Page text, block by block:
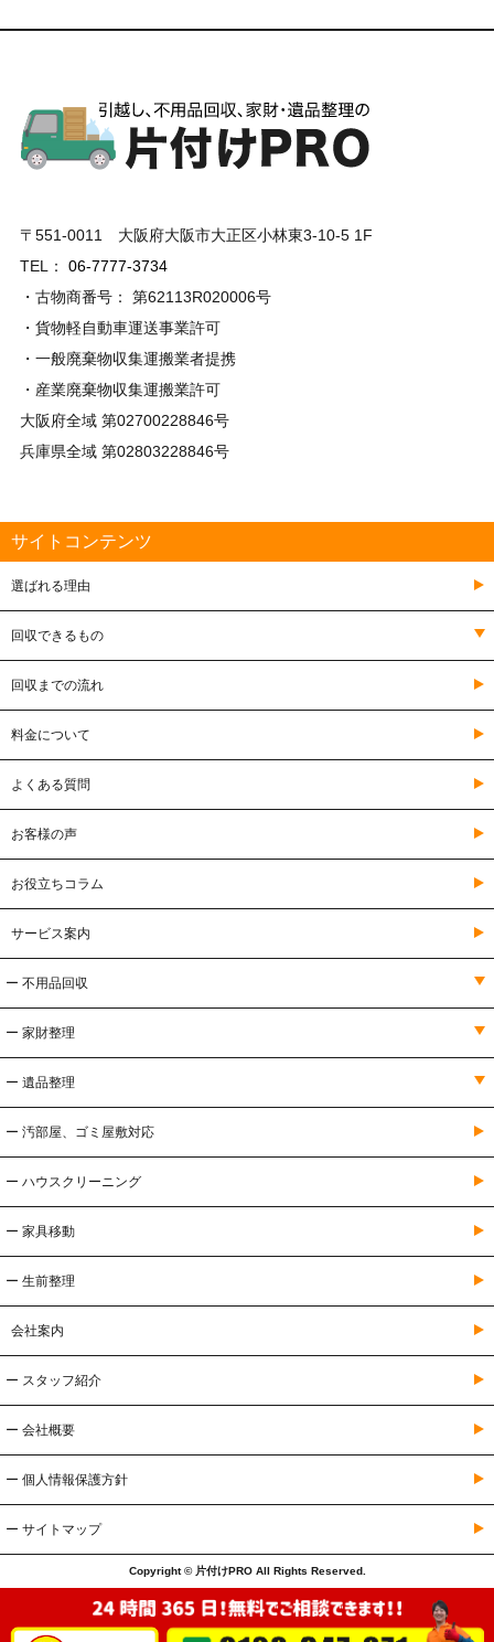
〒551-0011 大阪府大阪市大正区小林東3-10-5 1F
TEL： 06-7777-3734
・古物商番号： 第62113R020006号
・貨物軽自動車運送事業許可
・一般廃棄物収集運搬業者提携
・産業廃棄物収集運搬業許可
大阪府全域 第02700228846号
兵庫県全域 第02803228846号
サイトコンテンツ
選ばれる理由
回収できるもの
回収までの流れ
料金について
よくある質問
お客様の声
お役立ちコラム
サービス案内
ー 不用品回収
ー 家財整理
ー 遺品整理
ー 汚部屋、ゴミ屋敷対応
ー ハウスクリーニング
ー 家具移動
ー 生前整理
会社案内
ー スタッフ紹介
ー 会社概要
ー 個人情報保護方針
ー サイトマップ
Copyright © 片付けPRO All Rights Reserved.